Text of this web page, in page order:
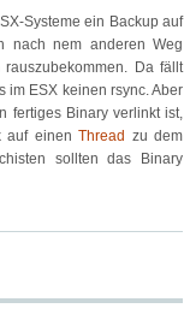
Systeme ein Backup auf
nach nem anderen Weg
Da fällt
im ESX keinen rsync. Aber
fertiges Binary verlinkt ist,
auf einen Thread zu dem
sollten das Binary